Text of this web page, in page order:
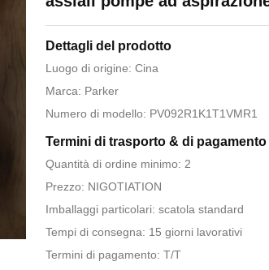
Dettagli del prodotto
Luogo di origine: Cina
Marca: Parker
Numero di modello: PV092R1K1T1VMR1
Termini di trasporto & di pagamento
Quantità di ordine minimo: 2
Prezzo: NIGOTIATION
Imballaggi particolari: scatola standard
Tempi di consegna: 15 giorni lavorativi
Termini di pagamento: T/T